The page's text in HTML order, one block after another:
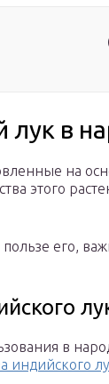
лук в
на
этого
пользе его,
в
индийского